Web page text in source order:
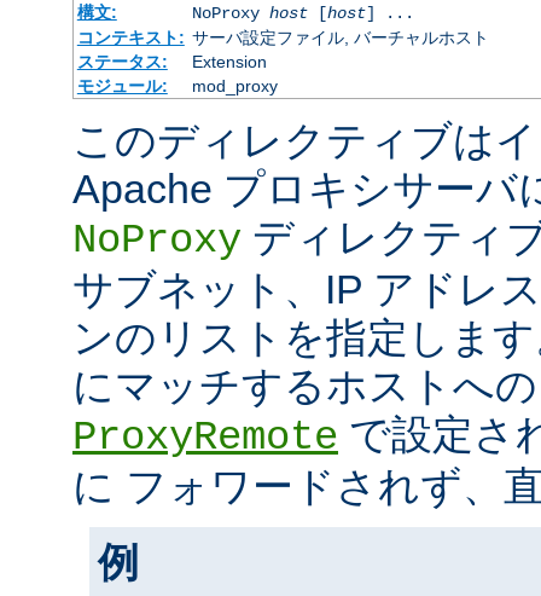
構文:
NoProxy host[host] ...
コンテキスト: サーバ設定ファイル, バーチャルホスト
ステータス:
Extension
モジュール:
mod_proxy
このディレクティブは
Apache プロキシサーバ
NoProxy ディレクティ
サブネット、IP アドレ
ンのリストを指定しま
にマッチするホストへ
ProxyRemote で設定さ
に フォワードされず、
例